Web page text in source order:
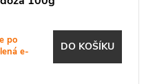
po
e-
DO KOŠÍKU